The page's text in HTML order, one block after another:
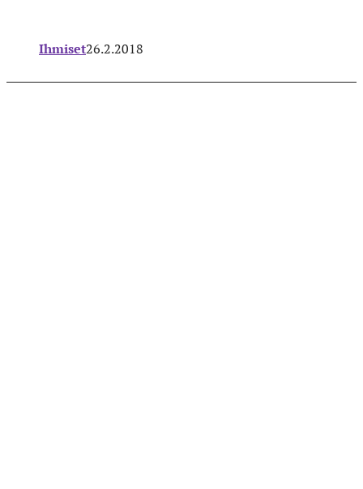
Ihmiset26.2.2018